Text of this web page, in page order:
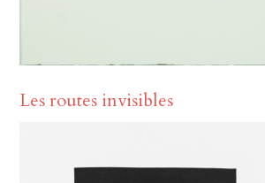
Les routes invisibles